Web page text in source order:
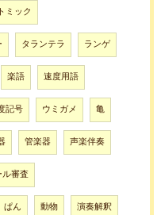
ミック
タランテラ ランゲ
楽語 速度用語
記号 ウミガメ 亀
管楽器 声楽伴奏
審査
ぱん 動物 演奏解釈